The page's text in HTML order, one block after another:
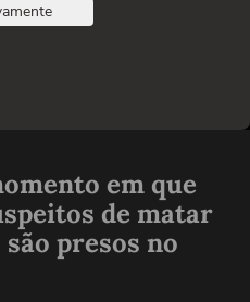
em que
de matar
presos no